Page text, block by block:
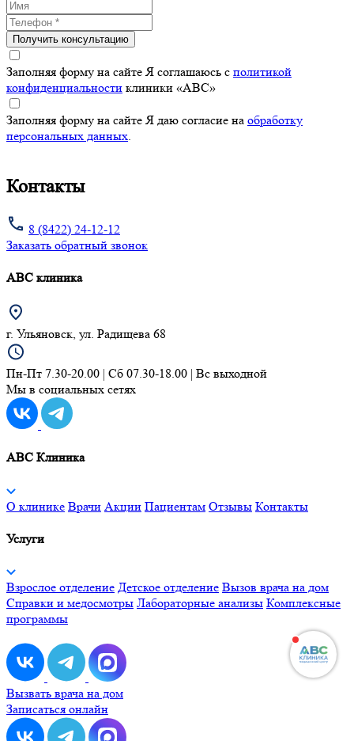
Получить консультацию
Заполняя форму на сайте Я соглашаюсь с политикой
конфиденциальности клиники «ABC»
Заполняя форму на сайте Я даю согласие на обработку
персональных данных
Контакты
8 (8422) 24-12-12
Заказать обратный звонок
АВС клиника
г. Ульяновск, ул. Радищева 68
Пн-Пт 7.30-20.00 | Сб 07.30-18.00 | Вс выходной
Мы в социальных сетях
ABC Клиника
О клинике Врачи Акции Пациентам Отзывы Контакты
Услуги
Взрослое отделение Детское отделение Вызов врача на дом
Справки и медосмотры Лабораторные анализы Комплексные
программы
Вызвать врача на дом
Записаться онлайн